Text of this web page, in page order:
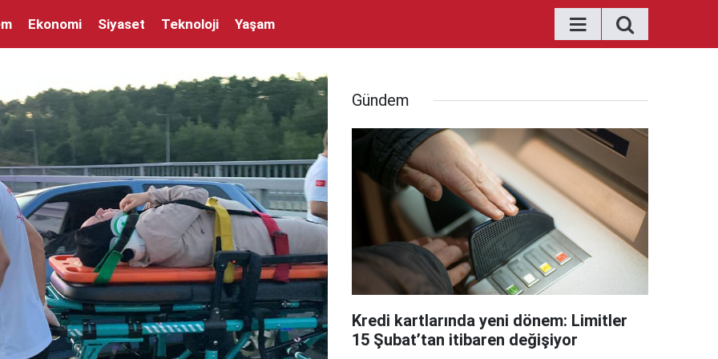
Ekonomi Siyaset Teknoloji Yaşam
Gündem
Kredi kartlarında yeni dönem: Limitler
15 Şubat’tan itibaren değişiyor